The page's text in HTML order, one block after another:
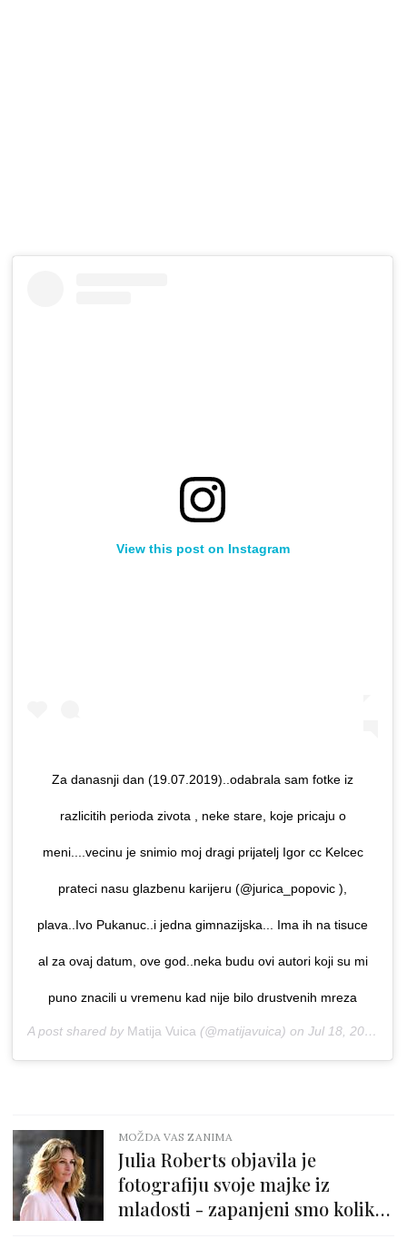
View this post on Instagram
Za danasnji dan (19.07.2019)..odabrala sam fotke iz
razlicitih perioda zivota , neke stare, koje pricaju o
meni....vecinu je snimio moj dragi prijatelj Igor cc Kelcec
prateci nasu glazbenu karijeru (@jurica_popovic ),
plava..Ivo Pukanuc..i jedna gimnazijska... Ima ih na tisuce
al za ovaj datum, ove god..neka budu ovi autori koji su mi
puno znacili u vremenu kad nije bilo drustvenih mreza
A post shared by Matija Vuica (@matijavuica) on Jul 18, 2019 at 11:57pm PDT
MOŽDA VAS ZANIMA
Julia Roberts objavila je
fotografiju svoje majke iz
mladosti - zapanjeni smo koliko